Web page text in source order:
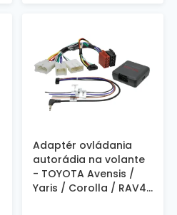
Adaptér ovládania
autorádia na volante
- TOYOTA Avensis /
Yaris / Corolla / RAV4...